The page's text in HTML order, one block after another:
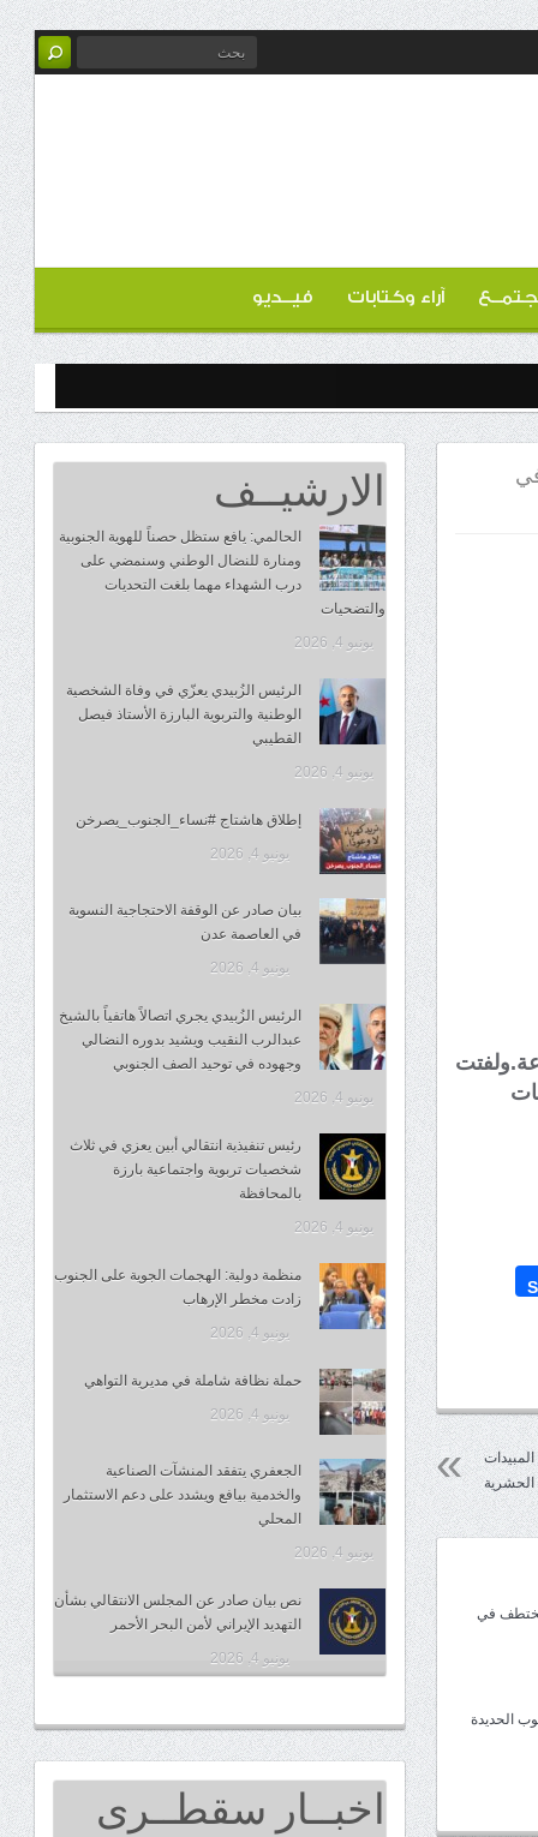
آراء وكتابات فيــديو
الحشرية
في
الحديدة
الارشيــف
الحالمي: يافع ستظل حصناً للهوية الجنوبية
ومنارة للنضال الوطني وسنمضي على
درب الشهداء مهما بلغت التحديات
والتضحيات
يونيو 4, 2026
الرئيس الزُبيدي يعزّي في وفاة الشخصية
الوطنية والتربوية البارزة الأستاذ فيصل
القطيبي
يونيو 4, 2026
إطلاق هاشتاج #نساء_الجنوب_يصرخن
يونيو 4, 2026
بيان صادر عن الوقفة الاحتجاجية النسوية
في العاصمة عدن
يونيو 4, 2026
الرئيس الزُبيدي يجري اتصالاً هاتفياً بالشيخ
عبدالرب النقيب ويشيد بدوره النضالي
وجهوده في توحيد الصف الجنوبي
يونيو 4, 2026
رئيس تنفيذية انتقالي أبين يعزي في ثلاث
شخصيات تربوية واجتماعية بارزة
بالمحافظة
يونيو 4, 2026
منظمة دولية: الهجمات الجوية على الجنوب
زادت مخطر الإرهاب
يونيو 4, 2026
حملة نظافة شاملة في مديرية التواهي
يونيو 4, 2026
الجعفري يتفقد المنشآت الصناعية
والخدمية بيافع ويشدد على دعم الاستثمار
المحلي
يونيو 4, 2026
نص بيان صادر عن المجلس الانتقالي بشأن
التهديد الإيراني لأمن البحر الأحمر
يونيو 4, 2026
اخبــار سقطــرى